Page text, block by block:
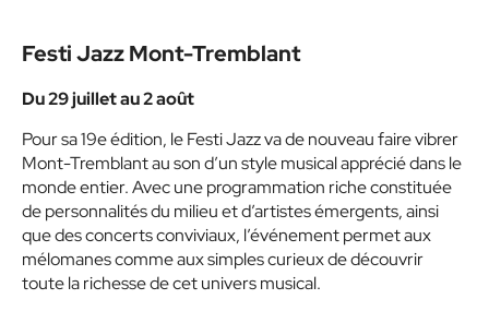
Festi Jazz Mont-Tremblant
Du 29 juillet au 2 août
Pour sa 19e édition, le Festi Jazz va de nouveau faire vibrer
Mont-Tremblant au son d’un style musical apprécié dans le
monde entier. Avec une programmation riche constituée
de personnalités du milieu et d’artistes émergents, ainsi
que des concerts conviviaux, l’événement permet aux
mélomanes comme aux simples curieux de découvrir
toute la richesse de cet univers musical.